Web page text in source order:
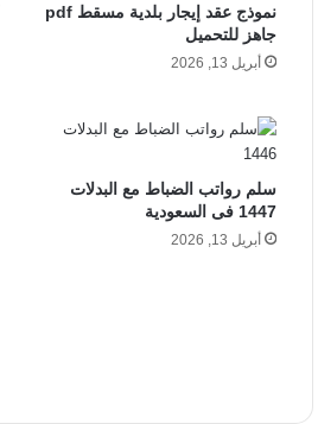
نموذج عقد إيجار بلدية مسقط pdf
جاهز للتحميل
أبريل 13, 2026
سلم رواتب الضباط مع البدلات
1447 فى السعودية
أبريل 13, 2026